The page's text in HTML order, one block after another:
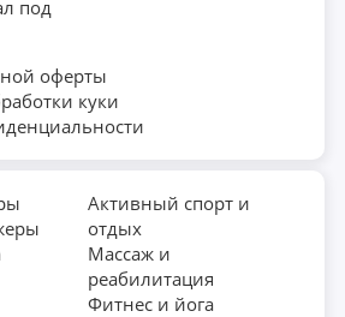
под
оферты
куки
Активный спорт и
отдых
Массаж и
реабилитация
Фитнес и йога